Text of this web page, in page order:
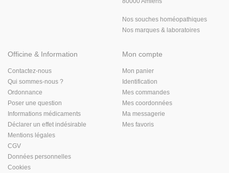
Nos souches homéopathiques
Nos marques & laboratoires
Officine & Information
Contactez-nous
Qui sommes-nous ?
Ordonnance
Poser une question
Informations médicaments
Déclarer un effet indésirable
Mentions légales
CGV
Données personnelles
Cookies
Mon compte
Mon panier
Identification
Mes commandes
Mes coordonnées
Ma messagerie
Mes favoris